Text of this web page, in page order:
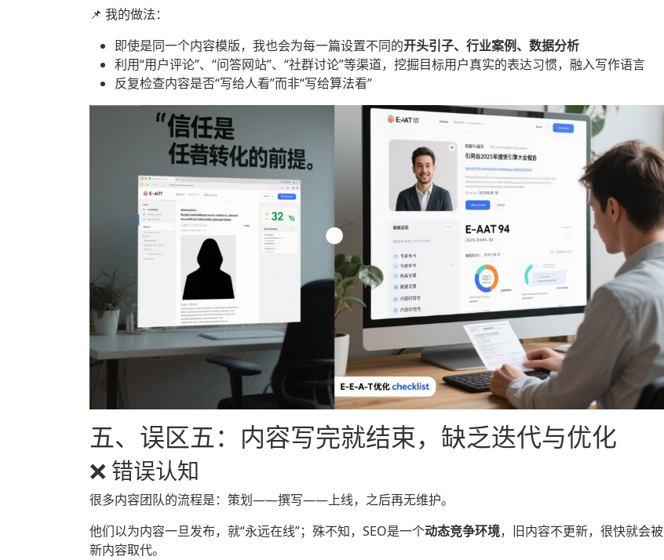
📌 我的做法：
即使是同一个内容模版，我也会为每一篇设置不同的开头引子、行业案例、数据分析
利用“用户评论”、“问答网站”、“社群讨论”等渠道，挖掘目标用户真实的表达习惯，融入写作语言
反复检查内容是否“写给人看”而非“写给算法看”
五、误区五：内容写完就结束，缺乏迭代与优化
❌ 错误认知
很多内容团队的流程是：策划——撰写——上线，之后再无维护。
他们以为内容一旦发布，就“永远在线”；殊不知，SEO是一个动态竞争环境，旧内容不更新，很快就会被
新内容取代。